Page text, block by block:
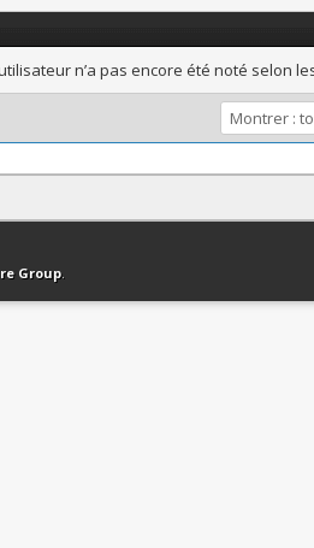
n’a pas encore été noté selon
Version bas-débit (Archivé) Syndication
Group.